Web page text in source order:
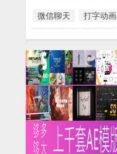
微信聊天 打字动